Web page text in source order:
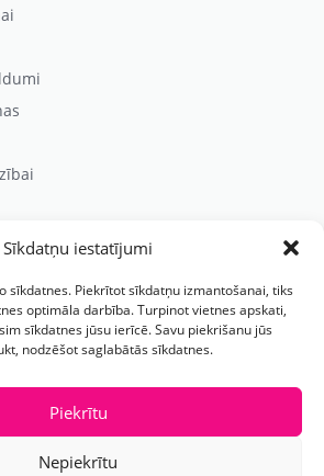
Sīkdatņu iestatījumi
sīkdatnes. Piekrītot sīkdatņu izmantošanai, tiks
optimāla darbība. Turpinot vietnes apskati,
sīkdatnes jūsu ierīcē. Savu piekrišanu jūs
nodzēšot saglabātās sīkdatnes.
Piekrītu
Nepiekrītu
“PARIS”